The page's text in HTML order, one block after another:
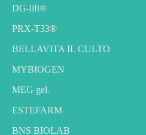
DG-lift®️
PRX-T33®
BELLAVITA IL CULTO
MYBIOGEN
MEG gel.
ESTEFARM
BNS BIOLAB